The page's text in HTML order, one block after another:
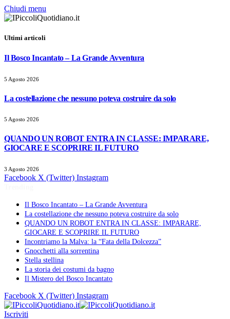
Chiudi menu
Ultimi articoli
Il Bosco Incantato – La Grande Avventura
5 Agosto 2026
La costellazione che nessuno poteva costruire da solo
5 Agosto 2026
QUANDO UN ROBOT ENTRA IN CLASSE: IMPARARE,
GIOCARE E SCOPRIRE IL FUTURO
3 Agosto 2026
Facebook X (Twitter) Instagram
Il Bosco Incantato – La Grande Avventura
La costellazione che nessuno poteva costruire da solo
QUANDO UN ROBOT ENTRA IN CLASSE: IMPARARE,
GIOCARE E SCOPRIRE IL FUTURO
Incontriamo la Malva: la “Fata della Dolcezza”
Gnocchetti alla sorrentina
Stella stellina
La storia dei costumi da bagno
Il Mistero del Bosco Incantato
Facebook X (Twitter) Instagram
Iscriviti